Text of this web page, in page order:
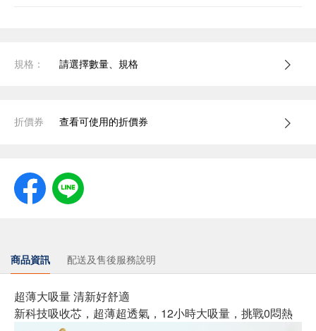
規格： 請選擇數量、規格
折價券 查看可使用的折價券
商品資訊 配送及售後服務說明
超薄大吸量 清新好舒適
新科技吸收芯，超薄超透氣，12小時大吸量，挑戰0悶熱